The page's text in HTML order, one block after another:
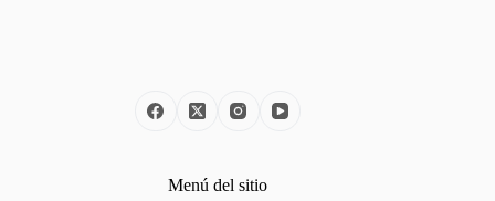
Menú del sitio